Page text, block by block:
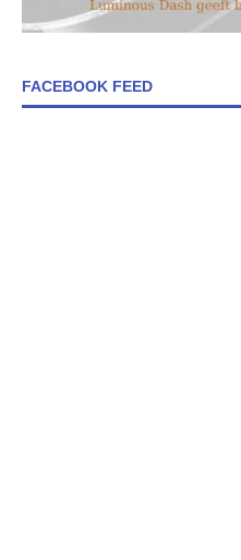
FACEBOOK FEED